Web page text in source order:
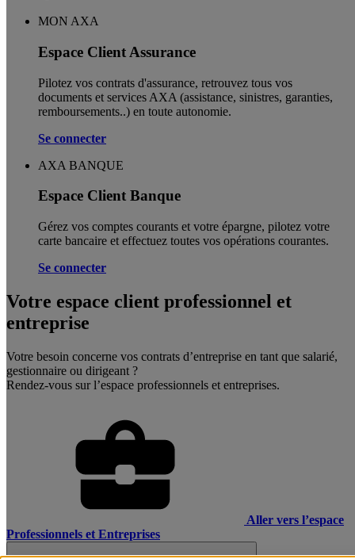
MON AXA
Espace Client Assurance
Pilotez vos contrats d'assurance, retrouvez tous vos
documents et services AXA (assistance, sinistres, garanties,
remboursements..) en toute autonomie. ​
Se connecter
AXA BANQUE
Espace Client Banque
Gérez vos comptes courants et votre épargne, pilotez votre
carte bancaire et effectuez toutes vos opérations courantes.
Se connecter
Votre espace client professionnel et
entreprise
Votre besoin concerne vos contrats d’entreprise en tant que salarié,
gestionnaire ou dirigeant ?
Rendez-vous sur l’espace professionnels et entreprises.
Aller vers l’espace
Professionnels et Entreprises